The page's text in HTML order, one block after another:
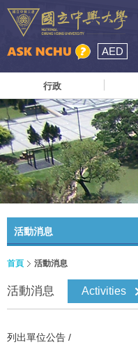
AED
行政
活動消息
首頁 活動消息
活動消息 Activities
列出單位公告 /